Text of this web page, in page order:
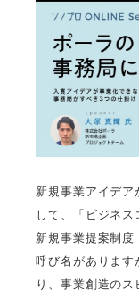
新規事業アイデア
して、「ビジネス
新規事業提案制度
呼び名があります
り、事業創造の